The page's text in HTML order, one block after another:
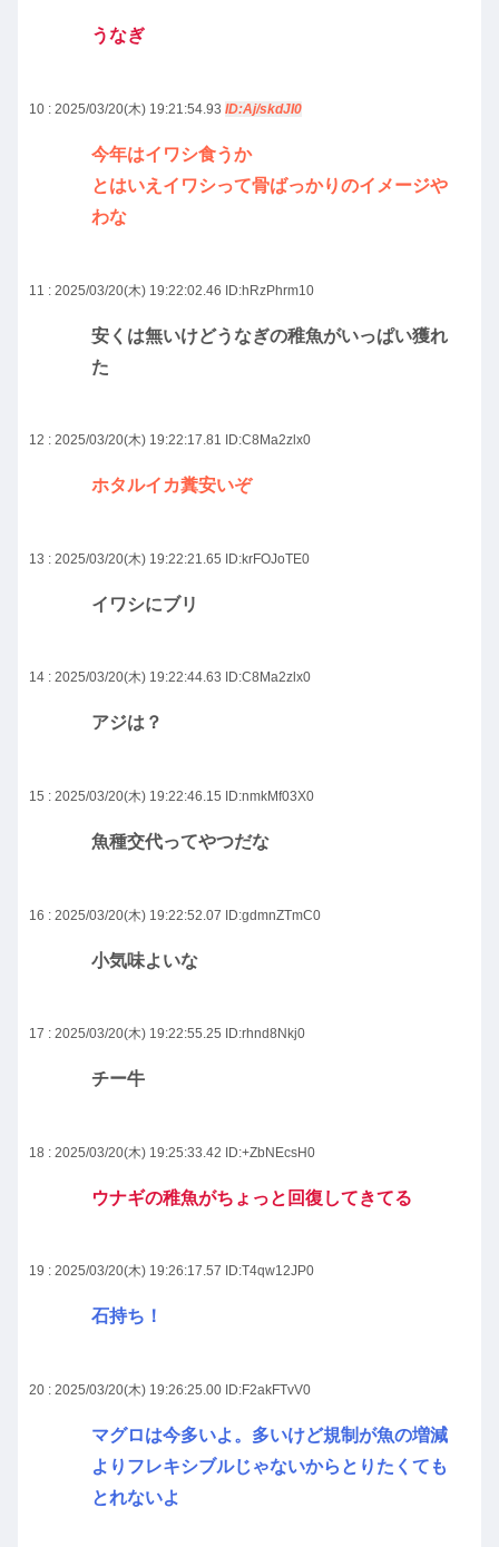
うなぎ
10 : 2025/03/20(木) 19:21:54.93 ID:Aj/skdJI0
今年はイワシ食うか
とはいえイワシって骨ばっかりのイメージや
わな
11 : 2025/03/20(木) 19:22:02.46 ID:hRzPhrm10
安くは無いけどうなぎの稚魚がいっぱい獲れ
た
12 : 2025/03/20(木) 19:22:17.81 ID:C8Ma2zlx0
ホタルイカ糞安いぞ
13 : 2025/03/20(木) 19:22:21.65 ID:krFOJoTE0
イワシにブリ
14 : 2025/03/20(木) 19:22:44.63 ID:C8Ma2zlx0
アジは？
15 : 2025/03/20(木) 19:22:46.15 ID:nmkMf03X0
魚種交代ってやつだな
16 : 2025/03/20(木) 19:22:52.07 ID:gdmnZTmC0
小気味よいな
17 : 2025/03/20(木) 19:22:55.25 ID:rhnd8Nkj0
チー牛
18 : 2025/03/20(木) 19:25:33.42 ID:+ZbNEcsH0
ウナギの稚魚がちょっと回復してきてる
19 : 2025/03/20(木) 19:26:17.57 ID:T4qw12JP0
石持ち！
20 : 2025/03/20(木) 19:26:25.00 ID:F2akFTvV0
マグロは今多いよ。多いけど規制が魚の増減
よりフレキシブルじゃないからとりたくても
とれないよ